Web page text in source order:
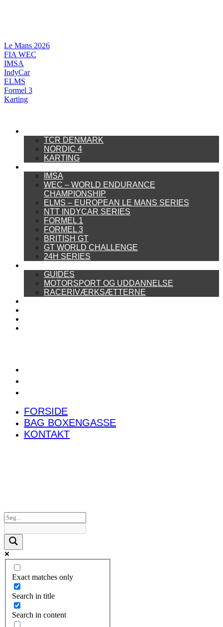
Le Mans 2026
FIA WEC
IMSA
IndyCar
ELMS
Formel 3
Karting
TCR DENMARK
NORDIC 4
KARTING
IMSA
WEC – WORLD ENDURANCE
CHAMPIONSHIP
ELMS – EUROPEAN LE MANS SERIES
NTT INDYCAR SERIES
FORMEL 1
FORMEL 3
BRITISH GT
GT WORLD CHALLENGE
24H SERIES
GUIDES
MOTORSPORT OG UDDANNELSE
RACERIVÆRKSÆTTERNE
FORSIDE
BAG BOXENGASSE
KONTAKT
Exact matches only
Search in title
Search in content